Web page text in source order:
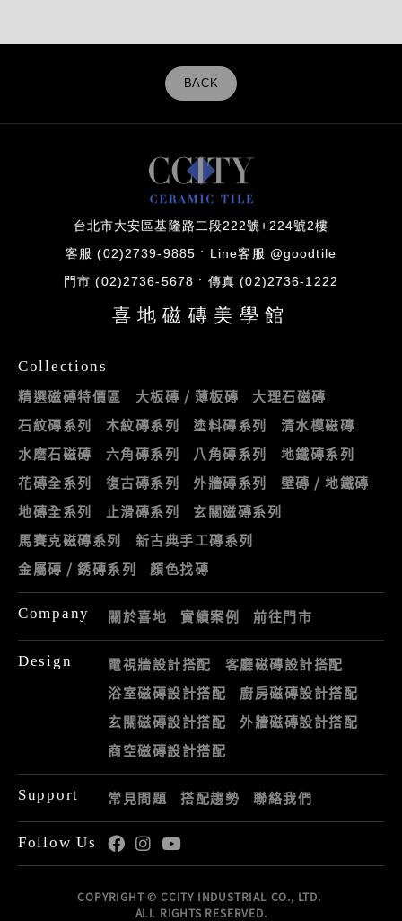
BACK
台北市大安區基隆路二段222號+224號2樓
客服 (02)2739-9885 Line客服 @goodtile
門市 (02)2736-5678 傳真 (02)2736-1222
喜地磁磚美學館
Collections
精選磁磚特價區 大板磚 / 薄板磚
大理石磁磚
石紋磚系列
木紋磚系列 塗料磚系列
清水模磁磚
水磨石磁磚
六角磚系列 八角磚系列
地鐵磚系列
花磚全系列
復古磚系列 外牆磚系列
壁磚 / 地鐵磚
地磚全系列
止滑磚系列
玄關磁磚系列
馬賽克磁磚系列
新古典手工磚系列
金屬磚 / 銹磚系列
顏色找磚
Company 關於喜地 實績案例 前往門市
Design 電視牆設計搭配
客廳磁磚設計搭配
浴室磁磚設計搭配
廚房磁磚設計搭配
玄關磁磚設計搭配
外牆磁磚設計搭配
商空磁磚設計搭配
Support 常見問題 搭配趨勢 聯絡我們
Follow Us
COPYRIGHT © CCITY INDUSTRIAL CO., LTD.
ALL RIGHTS RESERVED.